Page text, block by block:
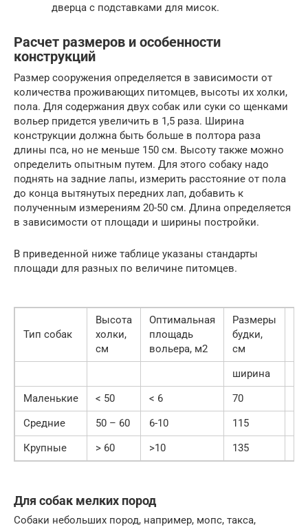
дверца с подставками для мисок.
Расчет размеров и особенности
конструкций
Размер сооружения определяется в зависимости от
количества проживающих питомцев, высоты их холки,
пола. Для содержания двух собак или суки со щенками
вольер придется увеличить в 1,5 раза. Ширина
конструкции должна быть больше в полтора раза
длины пса, но не меньше 150 см. Высоту также можно
определить опытным путем. Для этого собаку надо
поднять на задние лапы, измерить расстояние от пола
до конца вытянутых передних лап, добавить к
полученным измерениям 20-50 см. Длина определяется
в зависимости от площади и ширины постройки.
В приведенной ниже таблице указаны стандарты
площади для разных по величине питомцев.
Тип собак
Высота
холки,
см
Оптимальная
площадь
вольера, м2
Размеры
будки,
см
ширина
Маленькие
< 50 < 6 70
Средние
50 – 60 6-10 115
Крупные
> 60 >10 135
Для собак мелких пород
Собаки небольших пород, например, мопс, такса,